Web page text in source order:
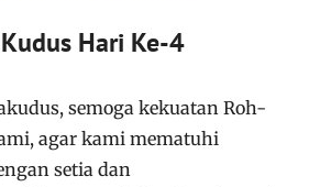
Hari Ke-4
semoga kekuatan Roh-
agar kami mematuhi
setia dan